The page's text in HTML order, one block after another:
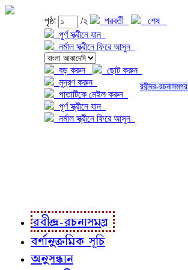
পৃষ্ঠা /২ পরবর্তী
শেষ
পূর্ণ স্ক্রীনে যান
নর্মাল স্ক্রীনে ফিরে আসুন
বড় করুন
ছোট করুন
মুদ্রণ করুন
পাতাটিকে মেইল করুন
পূর্ণ স্ক্রীনে যান
নর্মাল স্ক্রীনে ফিরে আসুন
রবীন্দ্র-রচনাসমগ্র
রবীন্দ্র-রচনাসমগ্র
বর্ণানুক্রমিক সূচি
অনুসন্ধান